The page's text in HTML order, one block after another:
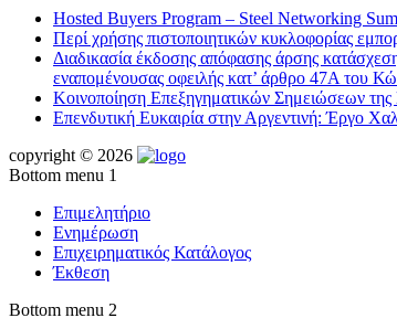
Hosted Buyers Program – Steel Networking
Περί χρήσης πιστοποιητικών κυκλοφορίας
Διαδικασία έκδοσης απόφασης άρσης
εναπομένουσας οφειλής κατ’ άρθρο 47Α του
Κοινοποίηση Επεξηγηματικών Σημειώσεων
Επενδυτική Ευκαιρία στην Αργεντινή: Έργο
copyright © 2026
Bottom menu 1
Επιμελητήριο
Ενημέρωση
Επιχειρηματικός Κατάλογος
Έκθεση
Bottom menu 2